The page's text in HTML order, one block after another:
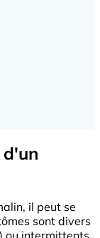
il peut se
sont divers